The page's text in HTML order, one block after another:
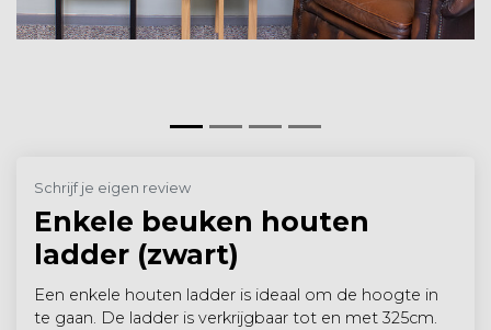
Schrijf je eigen review
Enkele beuken houten
ladder (zwart)
Een enkele houten ladder is ideaal om de hoogte in
te gaan. De ladder is verkrijgbaar tot en met 325cm.